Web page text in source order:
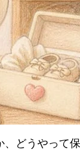
どうやって